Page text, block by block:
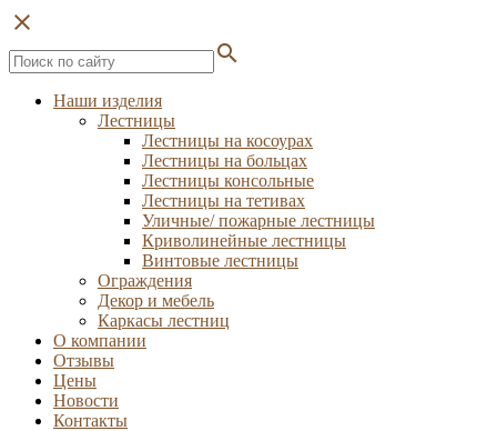
close
search
Наши изделия
Лестницы
Лестницы на косоурах
Лестницы на больцах
Лестницы консольные
Лестницы на тетивах
Уличные/ пожарные лестницы
Криволинейные лестницы
Винтовые лестницы
Ограждения
Декор и мебель
Каркасы лестниц
О компании
Отзывы
Цены
Новости
Контакты